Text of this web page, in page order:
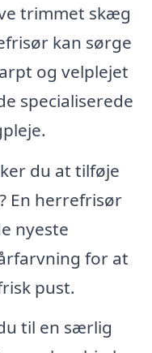
trimmet skæg
kan sørge
og velplejet
specialiserede
du at tilføje
En herrefrisør
nyeste
for at
pust.
til en særlig